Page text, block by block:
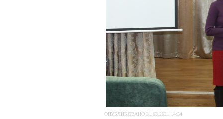
ОПУБЛИКОВАНО 31.03.2021 14:54